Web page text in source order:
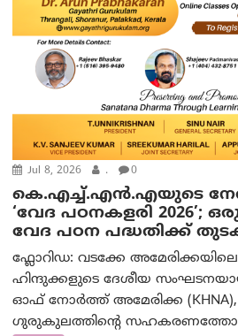
Jul 8, 2026 . 0
കെ.എച്ച്.എൻ.എയുടെ
‘വേദ പഠനകളരി 2026’;
വേദ പഠന പദ്ധതിക്ക്
ഫ്ലോറിഡ: വടക്കേ
ഹിന്ദുക്കളുടെ ദേശീയ
ഓഫ് നോർത്ത് അമേരിക്ക (KHNA),
ഗുരുകുലത്തിന്റെ